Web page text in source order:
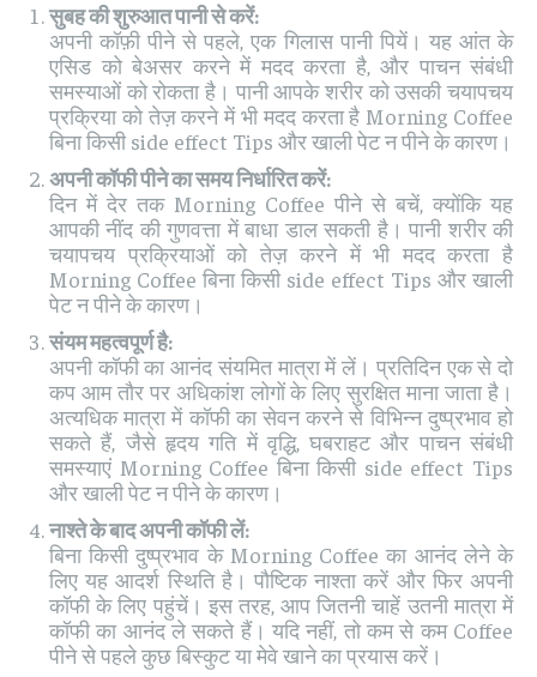
सुबह की शुरुआत पानी से करें:
अपनी कॉफ़ी पीने से पहले, एक गिलास पानी पियें। यह आंत के
एसिड को बेअसर करने में मदद करता है, और पाचन संबंधी
समस्याओं को रोकता है। पानी आपके शरीर को उसकी चयापचय
प्रक्रिया को तेज़ करने में भी मदद करता है Morning Coffee
बिना किसी side effect Tips और खाली पेट न पीने के कारण।
अपनी कॉफी पीने का समय निर्धारित करें:
दिन में देर तक Morning Coffee पीने से बचें, क्योंकि यह
आपकी नींद की गुणवत्ता में बाधा डाल सकती है। पानी शरीर की
चयापचय प्रक्रियाओं को तेज़ करने में भी मदद करता है
Morning Coffee बिना किसी side effect Tips और खाली
पेट न पीने के कारण।
संयम महत्वपूर्ण है:
अपनी कॉफी का आनंद संयमित मात्रा में लें। प्रतिदिन एक से दो
कप आम तौर पर अधिकांश लोगों के लिए सुरक्षित माना जाता है।
अत्यधिक मात्रा में कॉफी का सेवन करने से विभिन्न दुष्प्रभाव हो
सकते हैं, जैसे हृदय गति में वृद्धि, घबराहट और पाचन संबंधी
समस्याएं Morning Coffee बिना किसी side effect Tips
और खाली पेट न पीने के कारण।
नाश्ते के बाद अपनी कॉफी लें:
बिना किसी दुष्प्रभाव के Morning Coffee का आनंद लेने के
लिए यह आदर्श स्थिति है। पौष्टिक नाश्ता करें और फिर अपनी
कॉफी के लिए पहुंचें। इस तरह, आप जितनी चाहें उतनी मात्रा में
कॉफी का आनंद ले सकते हैं। यदि नहीं, तो कम से कम Coffee
पीने से पहले कुछ बिस्कुट या मेवे खाने का प्रयास करें।